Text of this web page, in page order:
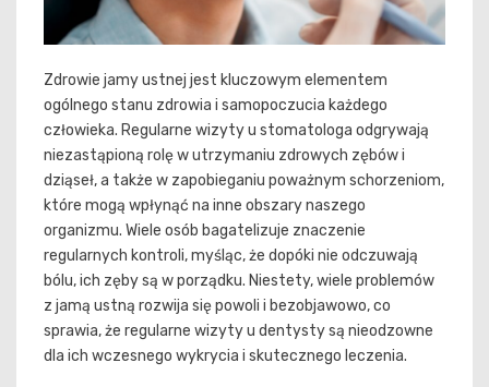
Zdrowie jamy ustnej jest kluczowym elementem
ogólnego stanu zdrowia i samopoczucia każdego
człowieka. Regularne wizyty u stomatologa odgrywają
niezastąpioną rolę w utrzymaniu zdrowych zębów i
dziąseł, a także w zapobieganiu poważnym schorzeniom,
które mogą wpłynąć na inne obszary naszego
organizmu. Wiele osób bagatelizuje znaczenie
regularnych kontroli, myśląc, że dopóki nie odczuwają
bólu, ich zęby są w porządku. Niestety, wiele problemów
z jamą ustną rozwija się powoli i bezobjawowo, co
sprawia, że regularne wizyty u dentysty są nieodzowne
dla ich wczesnego wykrycia i skutecznego leczenia.